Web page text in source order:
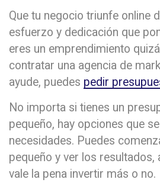
Que tu negocio triunfe online
esfuerzo y dedicación que
eres un emprendimiento
contratar una agencia de
ayude, puedes pedir
No importa si tienes un
pequeño, hay opciones que
necesidades. Puedes
pequeño y ver los resultados,
vale la pena invertir más o no.